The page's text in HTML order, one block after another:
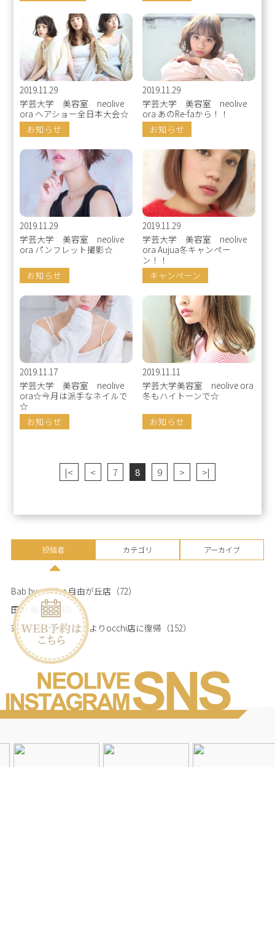
2019.11.29
学芸大学 美容室 neolive
ora ヘアショー全日本大会☆
お知らせ
2019.11.29
学芸大学 美容室 neolive
ora あのRe-faから！！
お知らせ
2019.11.29
学芸大学 美容室 neolive
ora パンフレット撮影☆
お知らせ
2019.11.29
学芸大学 美容室 neolive
ora Aujua冬キャンペー
ン！！
キャンペーン
2019.11.17
学芸大学 美容室 neolive
ora☆今月は派手なネイルで
☆
お知らせ
2019.11.11
学芸大学美容室 neolive ora
冬もハイトーンで☆
お知らせ
|< < 7 8 9 > >|
投稿者 カテゴリ アーカイブ
Bab by neolive 自由が丘店 （72）
田中 美穂（140）
斉藤 咲4/25から産休よりocchi店に復帰 （152）